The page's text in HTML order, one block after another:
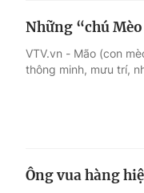
Những “chú
VTV.vn - Mão (con
thông minh, mưu trí,
Ông vua hàng